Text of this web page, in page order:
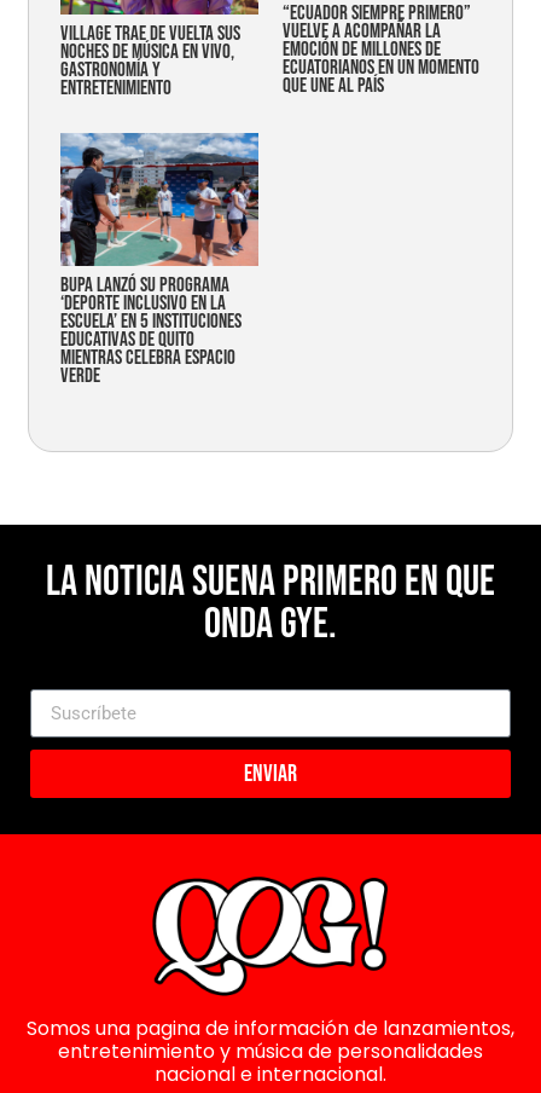
Village trae de vuelta sus
noches de música en vivo,
gastronomía y
entretenimiento
“Ecuador siempre primero”
vuelve a acompañar la
emoción de millones de
ecuatorianos en un momento
que une al país
Bupa lanzó su programa
‘Deporte Inclusivo en la
Escuela’ en 5 instituciones
educativas de Quito
mientras celebra espacio
verde
La noticia suena primero en Que
Onda Gye.
Enviar
Somos una pagina de información de lanzamientos,
entretenimiento y música de personalidades
nacional e internacional.